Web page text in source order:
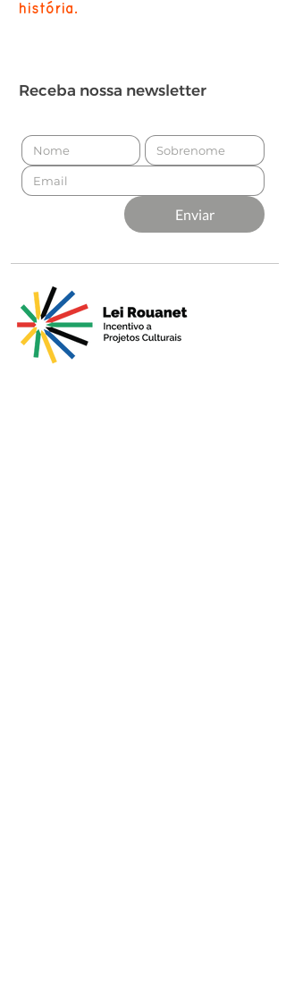
história.
Receba nossa newsletter
Enviar